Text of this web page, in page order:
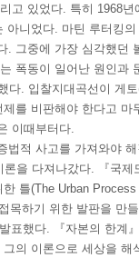
고 있었다. 특히 1968
니었다. 마틴 루터킹
. 그중에 가장 심각했던
폭동이 일어난 원인과
다. 입찰지대곡선이 게
를 비판해야 한다고 마
이때부터다.
법적 사고를 가져와야
을 다져나갔다. 『국제
틀(The Urban
목하기 위한 발판을 만
표했다. 『자본의 한계
의 이론으로 세상을 해